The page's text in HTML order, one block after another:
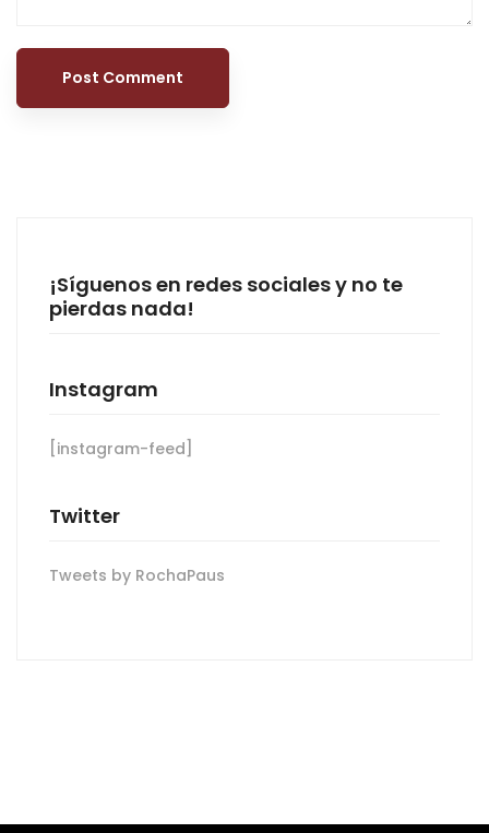
¡Síguenos en redes sociales y no te
pierdas nada!
Instagram
[instagram-feed]
Twitter
Tweets by RochaPaus